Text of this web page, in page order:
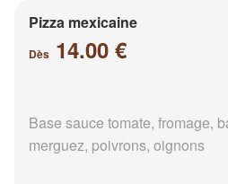
Pizza mexicaine
Dès 14.00 €
Base sauce tomate, fromage,
merguez, poivrons, oignons